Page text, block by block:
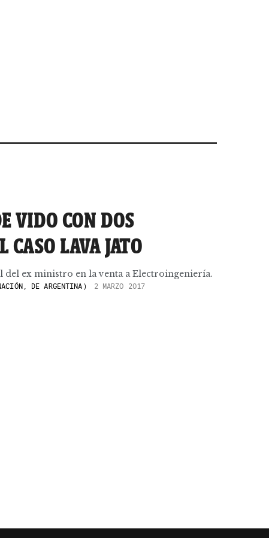
VIDO CON DOS
CASO LAVA JATO
ex ministro en la venta a Electroingeniería.
DE ARGENTINA) 2 MARZO 2017